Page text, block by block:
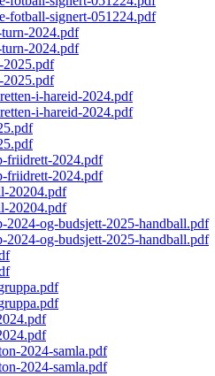
fotball-signert-051224.pdf
2024.pdf
2024.pdf
2025.pdf
2025.pdf
i-hareid-2024.pdf
i-hareid-2024.pdf
friidrett-2024.pdf
friidrett-2024.pdf
20204.pdf
20204.pdf
2024-og-budsjett-2025-handball.pdf
2024-og-budsjett-2025-handball.pdf
2024-samla.pdf
2024-samla.pdf